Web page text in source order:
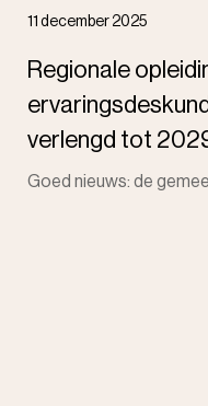
11 december 2025
Regionale
verlengd tot